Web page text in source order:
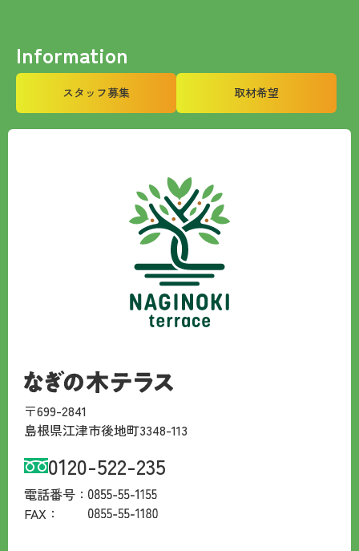
Information
スタッフ募集 取材希望
〒699-2841
島根県江津市後地町3348-113
0120-522-235
電話番号：
FAX：